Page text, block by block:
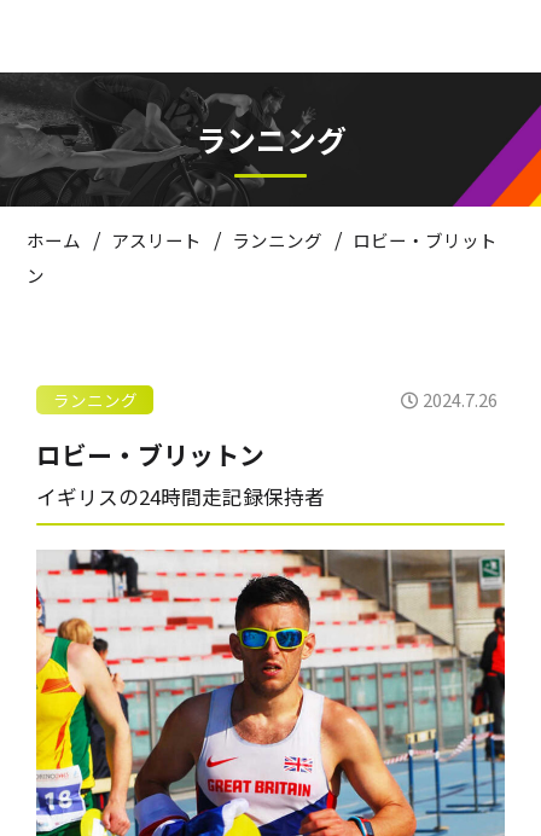
ランニング
ホーム / アスリート / ランニング / ロビー・ブリット
ン
ランニング 2024.7.26
ロビー・ブリットン
イギリスの24時間走記録保持者